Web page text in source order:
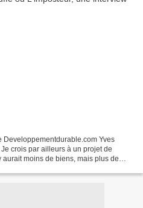
Developpementdurable.com Yves
crois par ailleurs à un projet de
moins de biens, mais plus de